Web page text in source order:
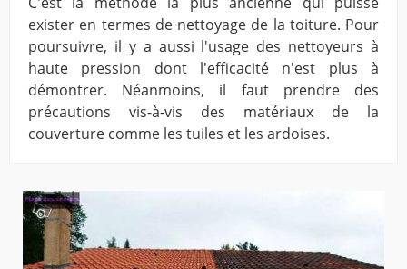
exister en termes de nettoyage de la toiture. Pour
poursuivre, il y a aussi l'usage des nettoyeurs à
haute pression dont l'efficacité n'est plus à
démontrer. Néanmoins, il faut prendre des
précautions vis-à-vis des matériaux de la
couverture comme les tuiles et les ardoises.